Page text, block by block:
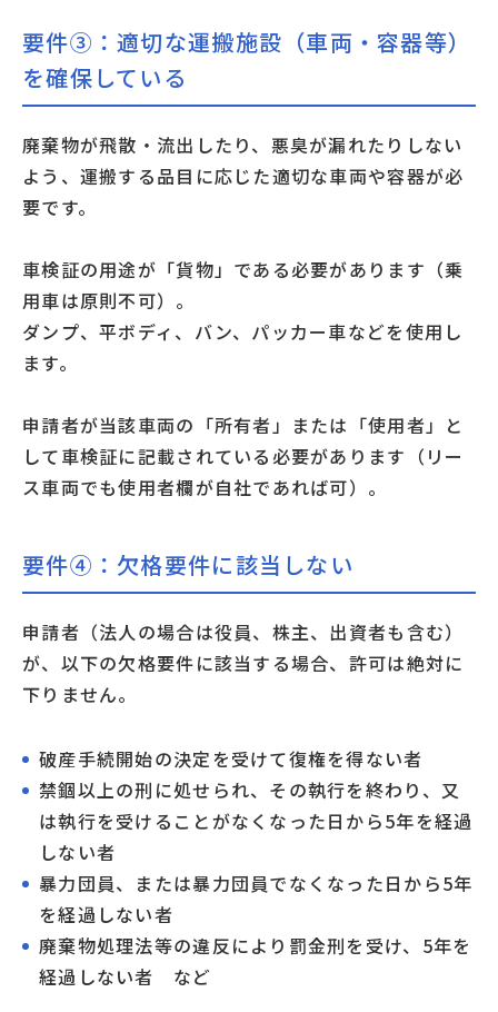
要件③：適切な運搬施設（車両・容器等）
を確保している
廃棄物が飛散・流出したり、悪臭が漏れたりしない
よう、運搬する品目に応じた適切な車両や容器が必
要です。
車検証の用途が「貨物」である必要があります（乗
用車は原則不可）。
ダンプ、平ボディ、バン、パッカー車などを使用し
ます。
申請者が当該車両の「所有者」または「使用者」と
して車検証に記載されている必要があります（リー
ス車両でも使用者欄が自社であれば可）。
要件④：欠格要件に該当しない
申請者（法人の場合は役員、株主、出資者も含む）
が、以下の欠格要件に該当する場合、許可は絶対に
下りません。
破産手続開始の決定を受けて復権を得ない者
禁錮以上の刑に処せられ、その執行を終わり、又
は執行を受けることがなくなった日から5年を経過
しない者
暴力団員、または暴力団員でなくなった日から5年
を経過しない者
廃棄物処理法等の違反により罰金刑を受け、5年を
経過しない者 など